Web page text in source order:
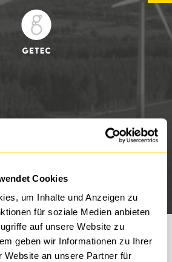
Cookies
um Inhalte und Anzeigen zu
für soziale Medien anbieten
auf unsere Website zu
geben wir Informationen zu Ihrer
Website an unsere Partner für